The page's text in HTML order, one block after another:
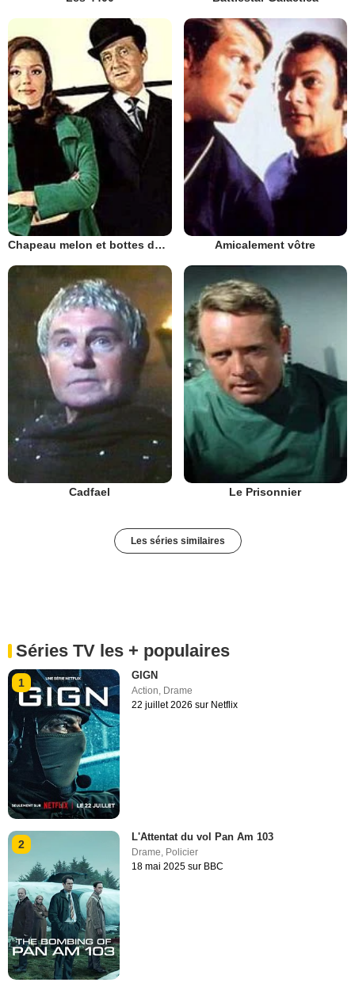
Chapeau melon et bottes de cuir - 1961 Amicalement vôtre
Cadfael Le Prisonnier
Les séries similaires
Séries TV les + populaires
1
GIGN
Action, Drame
22 juillet 2026 sur Netflix
2
L'Attentat du vol Pan Am 103
Drame Policier
18 mai 2025 sur BBC